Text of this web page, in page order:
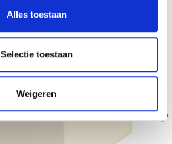
Alles toestaan
Selectie toestaan
Weigeren